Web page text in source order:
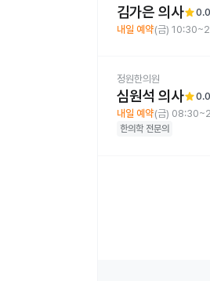
김가은 의사star0.0
내일 예약(금)
정원한의원
심원석 의사star0.0
내일 예약(금)
한의학 전문의